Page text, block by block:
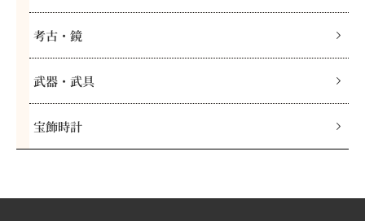
考古・鏡
武器・武具
宝飾時計